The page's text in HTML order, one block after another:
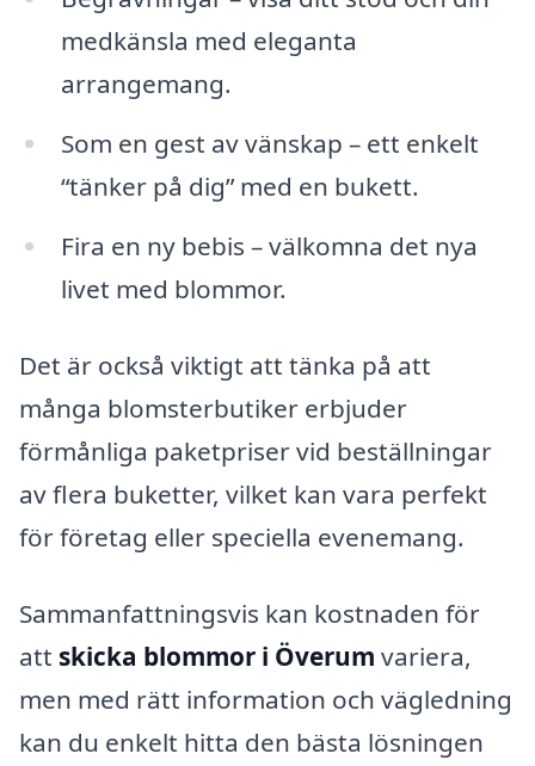
medkänsla med eleganta
arrangemang.
Som en gest av vänskap – ett enkelt
“tänker på dig” med en bukett.
Fira en ny bebis – välkomna det nya
livet med blommor.
Det är också viktigt att tänka på att
många blomsterbutiker erbjuder
förmånliga paketpriser vid beställningar
av flera buketter, vilket kan vara perfekt
för företag eller speciella evenemang.
Sammanfattningsvis kan kostnaden för
att skicka blommor i Överum variera,
men med rätt information och vägledning
kan du enkelt hitta den bästa lösningen